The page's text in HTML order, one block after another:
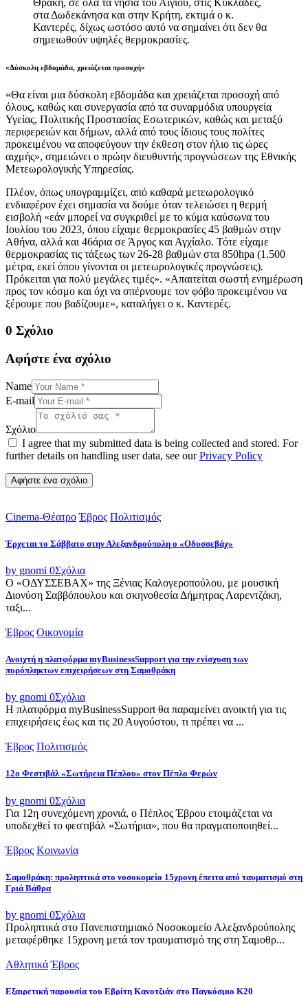
Θράκη, σε όλα τα νησιά του Αιγίου, στις Κυκλάδες,
στα Δωδεκάνησα και στην Κρήτη, εκτιμά ο κ.
Καντερές, δίχως ωστόσο αυτό να σημαίνει ότι δεν θα
σημειωθούν υψηλές θερμοκρασίες.
«Δύσκολη εβδομάδα, χρειάζεται προσοχή»
«Θα είναι μια δύσκολη εβδομάδα και χρειάζεται προσοχή από
όλους, καθώς και συνεργασία από τα συναρμόδια υπουργεία
Υγείας, Πολιτικής Προστασίας Εσωτερικών, καθώς και μεταξύ
περιφερειών και δήμων, αλλά από τους ίδιους τους πολίτες
προκειμένου να αποφεύγουν την έκθεση στον ήλιο τις ώρες
αιχμής», σημειώνει ο πρώην διευθυντής προγνώσεων της Εθνικής
Μετεωρολογικής Υπηρεσίας.
Πλέον, όπως υπογραμμίζει, από καθαρά μετεωρολογικό
ενδιαφέρον έχει σημασία να δούμε όταν τελειώσει η θερμή
εισβολή «εάν μπορεί να συγκριθεί με το κύμα καύσωνα του
Ιουλίου του 2023, όπου είχαμε θερμοκρασίες 45 βαθμών στην
Αθήνα, αλλά και 46άρια σε Άργος και Αγχίαλο. Τότε είχαμε
θερμοκρασίας τις τάξεως των 26-28 βαθμών στα 850hpa (1.500
μέτρα, εκεί όπου γίνονται οι μετεωρολογικές προγνώσεις).
Πρόκειται για πολύ μεγάλες τιμές». «Απαιτείται σωστή ενημέρωση
προς τον κόσμο και όχι να σπέρνουμε τον φόβο προκειμένου να
ξέρουμε που βαδίζουμε», καταλήγει ο κ. Καντερές.
0 Σχόλιο
Αφήστε ένα σχόλιο
Name
E-mail
Σχόλιο
I agree that my submitted data is being collected and stored. For
further details on handling user data, see ourPrivacy Policy
Cinema-Θέατρο Έβρος Πολιτισμός
Έρχεται το Σάββατο στην Αλεξανδρούπολη ο «Οδυσσεβάχ»
by gnomi 0Σχόλια
Ο «ΟΔΥΣΣΕΒΑΧ» της Ξένιας Καλογεροπούλου, με μουσική
Διονύση Σαββόπουλου και σκηνοθεσία Δήμητρας Λαρεντζάκη,
ταξι...
Έβρος Οικονομία
Ανοιχτή η πλατφόρμα myBusinessSupport για την ενίσχυση των
πυρόπληκτων επιχειρήσεων στη Σαμοθράκη
by gnomi 0Σχόλια
Η πλατφόρμα myBusinessSupport θα παραμείνει ανοικτή για τις
επιχειρήσεις έως και τις 20 Αυγούστου, τι πρέπει να ...
Έβρος Πολιτισμός
12ο Φεστιβάλ «Σωτήρεια Πέπλου» στον Πέπλο Φερών
by gnomi 0Σχόλια
Για 12η συνεχόμενη χρονιά, ο Πέπλος Έβρου ετοιμάζεται να
υποδεχθεί το φεστιβάλ «Σωτήρια», που θα πραγματοποιηθεί...
Έβρος Κοινωνία
Σαμοθράκη: προληπτικά στο νοσοκομείο 15χρονη έπειτα από ταυματισμό στη
Γριά Βάθρα
by gnomi 0Σχόλια
Προληπτικά στο Πανεπιστημιακό Νοσοκομείο Αλεξανδρούπολης
μεταφέρθηκε 15χρονη μετά τον τραυματισμό της στη Σαμοθρ...
Αθλητικά Έβρος
Εξαιρετική παρουσία του Εβρίτη Κανοτζιάν στο Παγκόσμιο Κ20